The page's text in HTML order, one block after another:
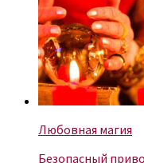
Любовная магия
Безопасный